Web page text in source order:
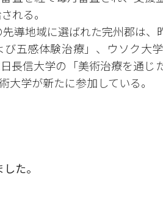
れる。
導地域に選ばれた完州郡は、
五感体験治療」、ウソク大
長信大学の「美術治療を通
大学が新たに参加している。
た。